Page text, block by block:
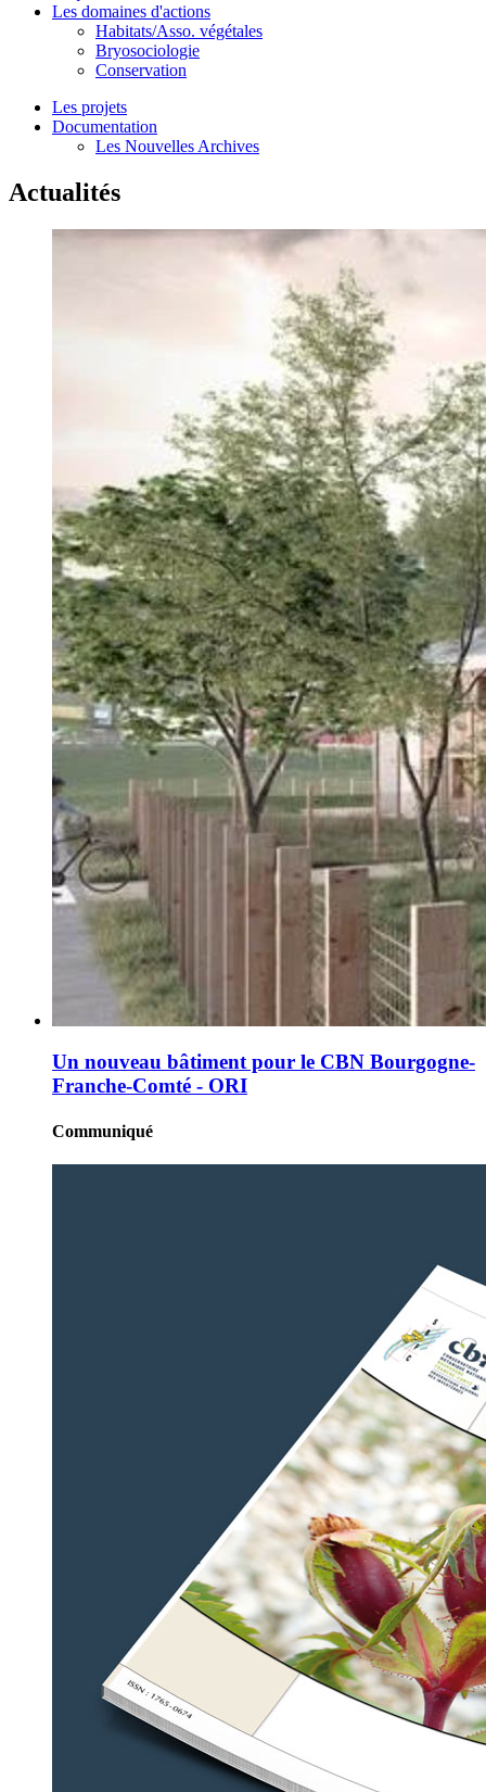
Les domaines d'actions
Habitats/Asso. végétales
Bryosociologie
Conservation
Les projets
Documentation
Les Nouvelles Archives
Actualités
Un nouveau bâtiment pour le CBN Bourgogne-
Franche-Comté - ORI
Communiqué